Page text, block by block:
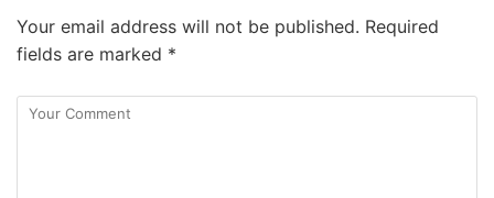
Your email address will not be published. Required
fields are marked *